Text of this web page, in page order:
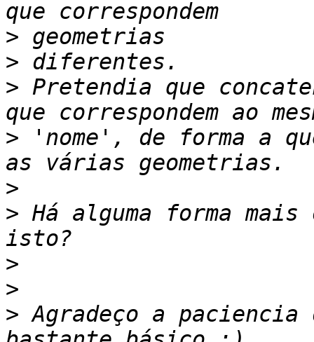
>
>
> Pretendia que
> 'nome', de forma a
>
> Há alguma forma
>
>
> Agradeço a